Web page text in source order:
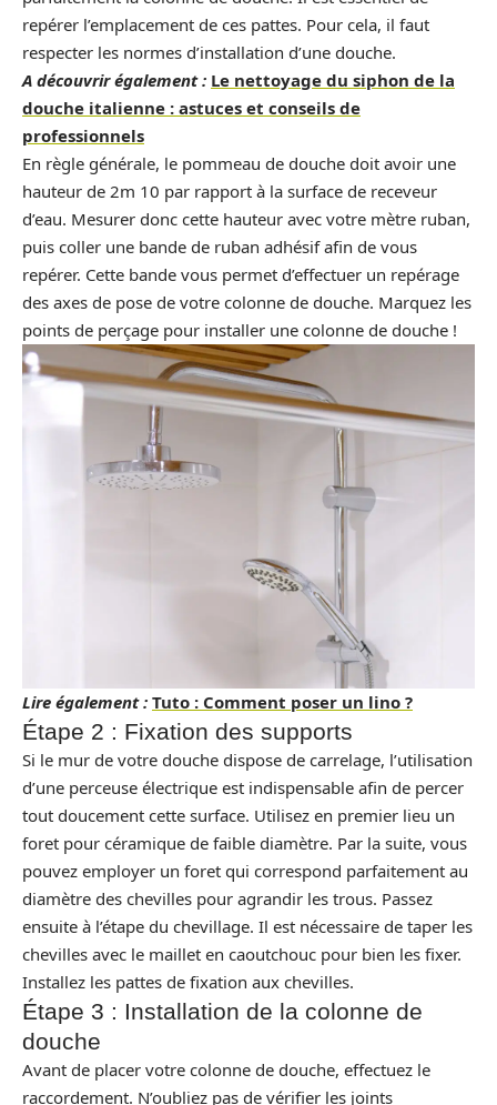
repérer l’emplacement de ces pattes. Pour cela, il faut
respecter les normes d’installation d’une douche.
A découvrir également : Le nettoyage du siphon de la
douche italienne : astuces et conseils de
professionnels
En règle générale, le pommeau de douche doit avoir une
hauteur de 2m 10 par rapport à la surface de receveur
d’eau. Mesurer donc cette hauteur avec votre mètre ruban,
puis coller une bande de ruban adhésif afin de vous
repérer. Cette bande vous permet d’effectuer un repérage
des axes de pose de votre colonne de douche. Marquez les
points de perçage pour installer une colonne de douche !
Lire également : Tuto : Comment poser un lino ?
Étape 2 : Fixation des supports
Si le mur de votre douche dispose de carrelage, l’utilisation
d’une perceuse électrique est indispensable afin de percer
tout doucement cette surface. Utilisez en premier lieu un
foret pour céramique de faible diamètre. Par la suite, vous
pouvez employer un foret qui correspond parfaitement au
diamètre des chevilles pour agrandir les trous. Passez
ensuite à l’étape du chevillage. Il est nécessaire de taper les
chevilles avec le maillet en caoutchouc pour bien les fixer.
Installez les pattes de fixation aux chevilles.
Étape 3 : Installation de la colonne de
douche
Avant de placer votre colonne de douche, effectuez le
raccordement. N’oubliez pas de vérifier les joints